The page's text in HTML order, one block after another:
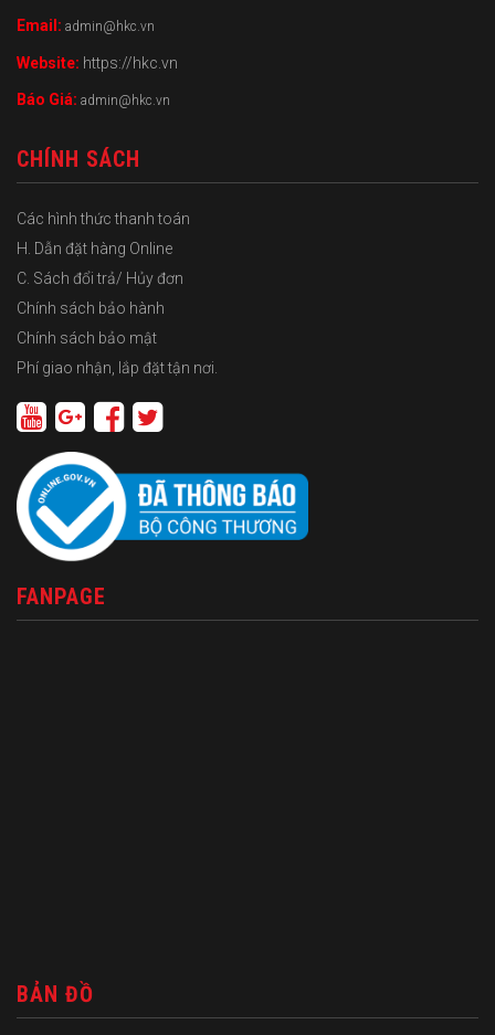
Email: admin@hkc.vn
Website: https://hkc.vn
Báo Giá: admin@hkc.vn
CHÍNH SÁCH
Các hình thức thanh toán
H. Dẫn đặt hàng Online
C. Sách đổi trả/ Hủy đơn
Chính sách bảo hành
Chính sách bảo mật
Phí giao nhận, lắp đặt tận nơi.
FANPAGE
BẢN ĐỒ